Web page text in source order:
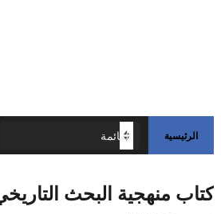
الرئيسية
كتاب منهجية البحث